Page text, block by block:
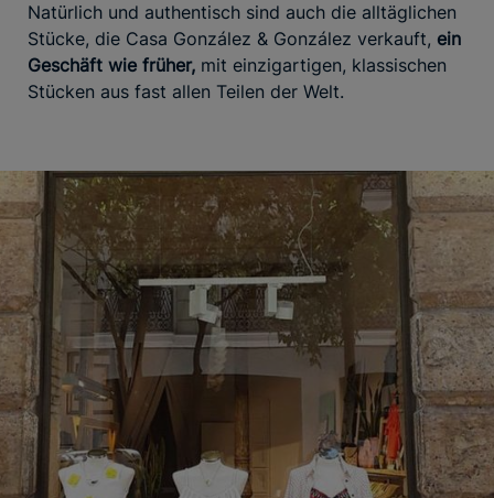
Natürlich und authentisch sind auch die alltäglichen
Stücke, die Casa González & González verkauft, ein
Geschäft wie früher, mit einzigartigen, klassischen
Stücken aus fast allen Teilen der Welt.